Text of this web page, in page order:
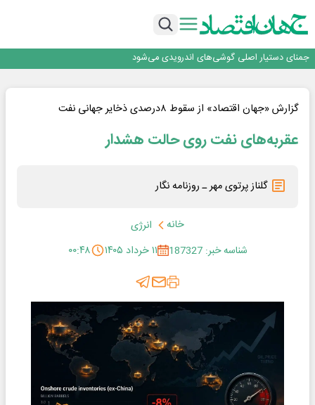
ایران، شریک راهبردی اتحادیه اقتصادی اوراسیا در مسیر توسعه تجارت و همگرایی
جمنای دستیار اصلی گوشی‌های اندرویدی می‌شود
برگزاری آیین نکوداشت فعالان مواکب مرز شلمچه توسط شهرداری منطقه یک
ایران، شریک راهبردی اتحادیه اقتصادی اوراسیا در مسیر توسعه تجارت و همگرایی
گزارش «جهان اقتصاد» از سقوط ۸درصدی ذخایر جهانی نفت
عقربه‌های نفت روی حالت هشدار
گلناز پرتوی مهر ـ روزنامه نگار
خانه
انرژی
شناسه خبر: 187327
۱۱ خرداد ۱۴۰۵ ۰۰:۴۸